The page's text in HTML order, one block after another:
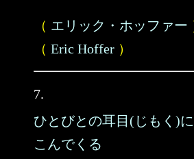
（ エリック・ホッファー
（ Eric Hoffer ）
7.
ひとびとの耳目(じもく)
こんでくる